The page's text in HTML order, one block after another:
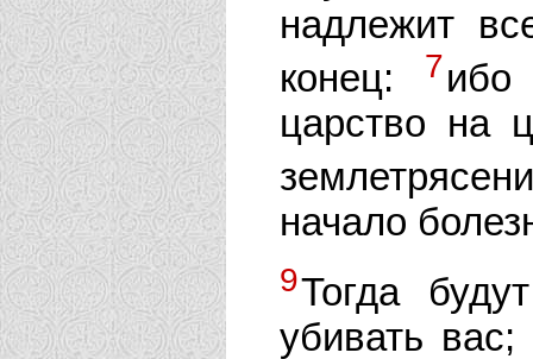
надлежит
конец:
7ибо
царство на
начало
9Тогда
убивать